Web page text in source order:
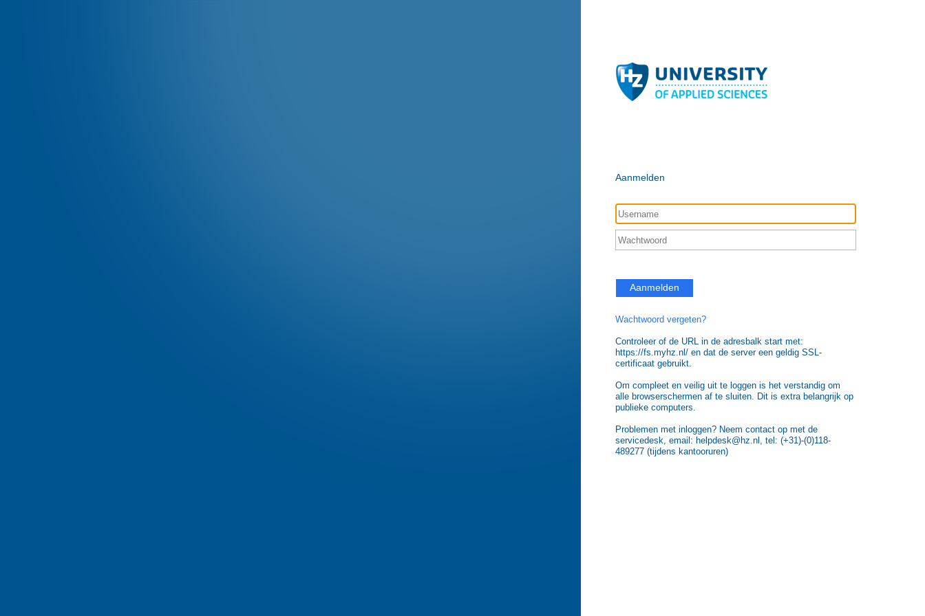
Aanmelden
Aanmelden
Wachtwoord vergeten?
Controleer of de URL in de adresbalk start met:
https://fs.myhz.nl/ en dat de server een geldig SSL-
certificaat gebruikt.
Om compleet en veilig uit te loggen is het verstandig om
alle browserschermen af te sluiten. Dit is extra belangrijk op
publieke computers.
Problemen met inloggen? Neem contact op met de
servicedesk, email: helpdesk@hz.nl, tel: (+31)-(0)118-
489277 (tijdens kantooruren)